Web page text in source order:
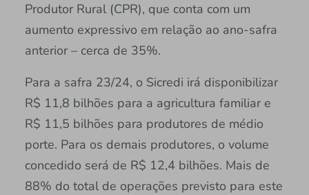
Produtor Rural (CPR), que conta com um
aumento expressivo em relação ao ano-safra
anterior – cerca de 35%.
Para a safra 23/24, o Sicredi irá disponibilizar
R$ 11,8 bilhões para a agricultura familiar e
R$ 11,5 bilhões para produtores de médio
porte. Para os demais produtores, o volume
concedido será de R$ 12,4 bilhões. Mais de
88% do total de operações previsto para este